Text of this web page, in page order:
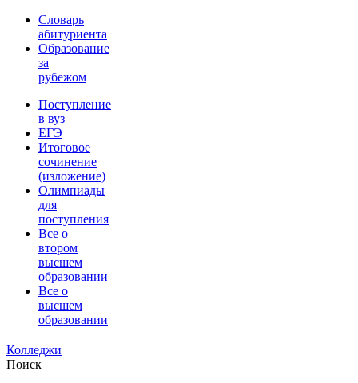
Словарь
абитуриента
Образование
за
рубежом
Поступление
в вуз
ЕГЭ
Итоговое
сочинение
(изложение)
Олимпиады
для
поступления
Все о
втором
высшем
образовании
Все о
высшем
образовании
Колледжи
Поиск